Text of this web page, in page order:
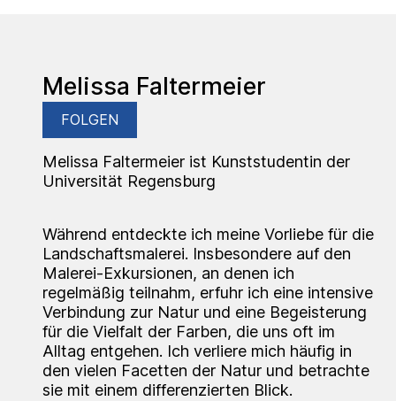
Melissa Faltermeier
FOLGEN
Melissa Faltermeier ist Kunststudentin der
Universität Regensburg
Während entdeckte ich meine Vorliebe für die
Landschaftsmalerei. Insbesondere auf den
Malerei-Exkursionen, an denen ich
regelmäßig teilnahm, erfuhr ich eine intensive
Verbindung zur Natur und eine Begeisterung
für die Vielfalt der Farben, die uns oft im
Alltag entgehen. Ich verliere mich häufig in
den vielen Facetten der Natur und betrachte
sie mit einem differenzierten Blick.